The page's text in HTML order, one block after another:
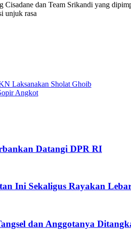
Cisadane dan Team Srikandi yang
unjuk rasa
Laksanakan Sholat Ghoib
Angkot
Datangi DPR RI
Ini Sekaligus Rayakan
dan Anggotanya